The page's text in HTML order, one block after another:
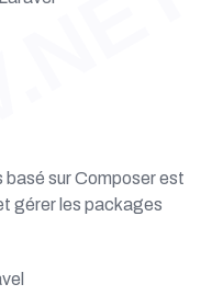
sur Composer est
gérer les packages